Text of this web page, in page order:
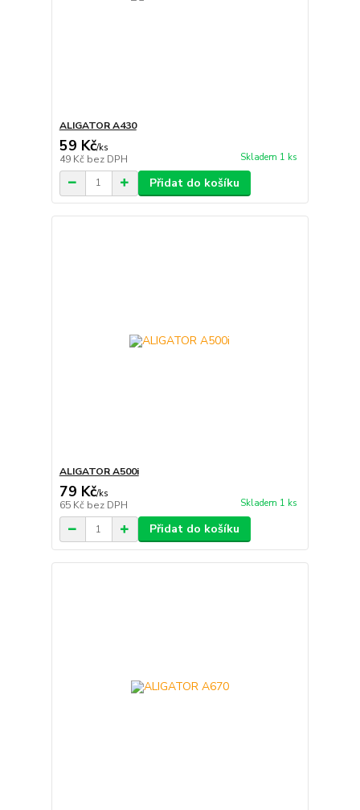
ALIGATOR A430
59 Kč/ks
49 Kč bez DPH Skladem 1 ks
Přidat do košíku
ALIGATOR A500i
79 Kč/ks
65 Kč bez DPH Skladem 1 ks
Přidat do košíku